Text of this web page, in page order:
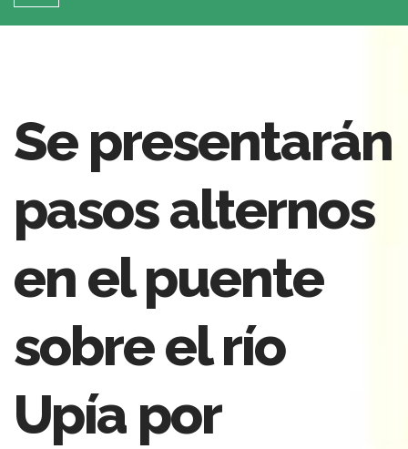
Se presentarán
pasos alternos
en el puente
sobre el río
Upía por